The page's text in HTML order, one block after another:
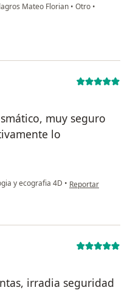
Mateo Florian • Otro •
muy seguro
lo
y ecografia 4D • en opinión del
Reportar
irradia seguridad